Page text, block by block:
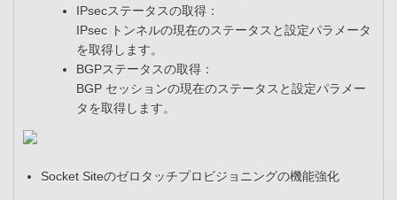
IPsecステータスの取得：​
IPsec トンネルの現在のステータスと設定パラメータ
を取得します。​
BGPステータスの取得：​
BGP セッションの現在のステータスと設定パラメー
タを取得します。​
Socket Siteのゼロタッチプロビジョニングの機能強化​